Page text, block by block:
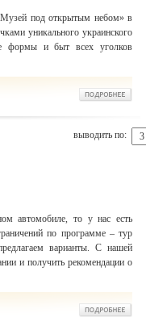
под открытым небом» в
уникального украинского
формы и быт всех уголков
выводить по:
автомобиле, то у нас есть
по программе – тур
варианты. С нашей
и получить рекомендации о